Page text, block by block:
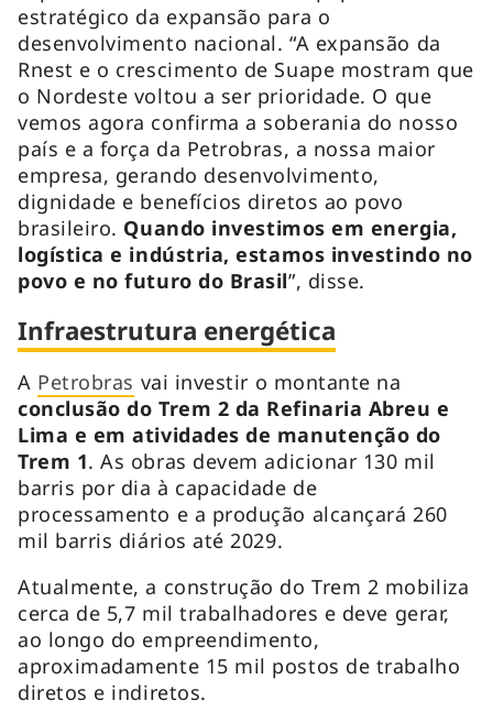
estratégico da expansão para o
desenvolvimento nacional. “A expansão da
Rnest e o crescimento de Suape mostram que
o Nordeste voltou a ser prioridade. O que
vemos agora confirma a soberania do nosso
país e a força da Petrobras, a nossa maior
empresa, gerando desenvolvimento,
dignidade e benefícios diretos ao povo
brasileiro. Quando investimos em energia,
logística e indústria, estamos investindo no
povo e no futuro do Brasil”, disse.
Infraestrutura energética
A Petrobras vai investir o montante na
conclusão do Trem 2 da Refinaria Abreu e
Lima e em atividades de manutenção do
Trem 1. As obras devem adicionar 130 mil
barris por dia à capacidade de
processamento e a produção alcançará 260
mil barris diários até 2029.
Atualmente, a construção do Trem 2 mobiliza
cerca de 5,7 mil trabalhadores e deve gerar,
ao longo do empreendimento,
aproximadamente 15 mil postos de trabalho
diretos e indiretos.